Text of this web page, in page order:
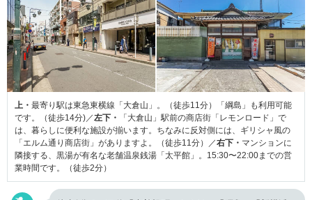
上・ 最寄り駅は東急東横線「大倉山」。（徒歩11分）「綱島」も利用可能
です。（徒歩14分)／左下・
「大倉山」駅前の商店街「レモンロード」で
は、暮らしに便利な施設が揃います。ちなみに反対側には、ギリシャ風の
「エルム通り商店街」がありますよ。（徒歩11分）／右下・ マンションに
隣接する、黒湯が有名な老舗温泉銭湯「太平館」。15:30〜22:00までの営
業時間です。（徒歩2分）